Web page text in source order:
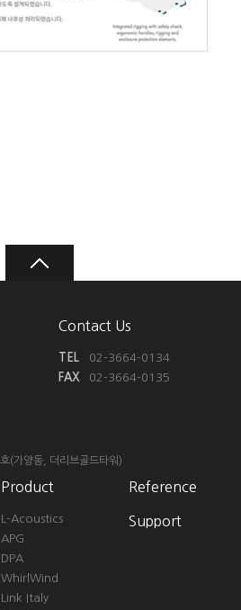
Contact Us
TEL
02-3664-0134
FAX
02-3664-0135
(가양동, 더리브골드타워)
Product
L-Acoustics
APG
DPA
WhirlWind
Link Italy
Reference
Support